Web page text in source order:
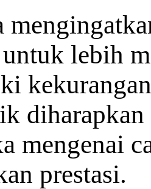
lebih
mengenai
prestasi.